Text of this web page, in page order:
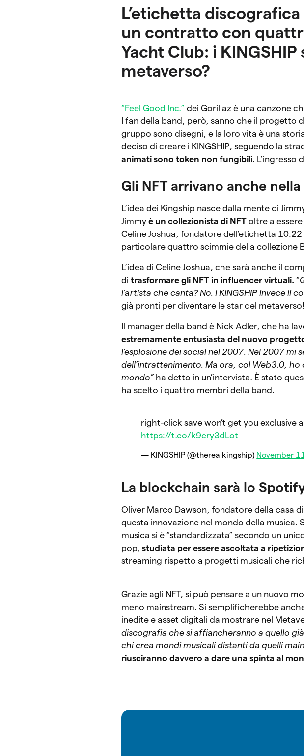
L’etichetta
un contratto con
Yacht Club: i
metaverso?
“Feel Good Inc.” dei Gorillaz è una canzone
I fan della band, però, sanno che il progetto
gruppo sono disegni, e la loro vita è una
deciso di creare i KINGSHIP, seguendo la
animati sono token non fungibili. L’ingresso
Gli NFT arrivano anche
L’idea dei Kingship nasce dalla mente di
Jimmyè un collezionista di NFT oltre a
Celine Joshua, fondatore dell’etichetta
particolare quattro scimmie della collezione
L’idea di Celine Joshua, che sarà anche il
ditrasformare gli NFT in influencer virtuali. “
l’artista che canta? No. I KINGSHIP invece li
già pronti per diventare le star del metaverso!
Il manager della band è Nick Adler, che ha
estremamente entusiasta del nuovo
l’esplosione dei social nel 2007. Nel 2007 mi
dell’intrattenimento. Ma ora, col Web3.0,
mondo” ha detto in un’intervista. È stato
ha scelto i quattro membri della band.
right-click save won’t get you exclusive
https://t.co/k9cry3dLot
— KINGSHIP (@therealkingship) November
La blockchain sarà lo
Oliver Marco Dawson, fondatore della casa
questa innovazione nel mondo della
musica si è “standardizzata” secondo un
pop,studiata per essere ascoltata a
streaming rispetto a progetti musicali che
Grazie agli NFT, si può pensare a un nuovo
meno mainstream. Si semplificherebbe
inedite e asset digitali da mostrare nel
discografia che si affiancheranno a quello
chi crea mondi musicali distanti da quelli
riusciranno davvero a dare una spinta al